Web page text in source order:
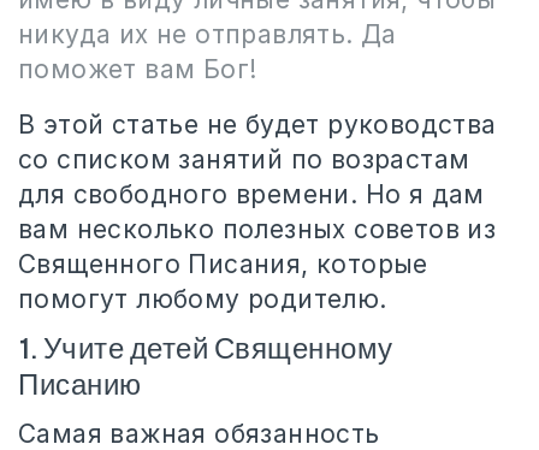
никуда их не отправлять. Да
поможет вам Бог!
В этой статье не будет руководства
со списком занятий по возрастам
для свободного времени. Но я дам
вам несколько полезных советов из
Священного Писания, которые
помогут любому родителю.
1. Учите детей Священному
Писанию
Самая важная обязанность